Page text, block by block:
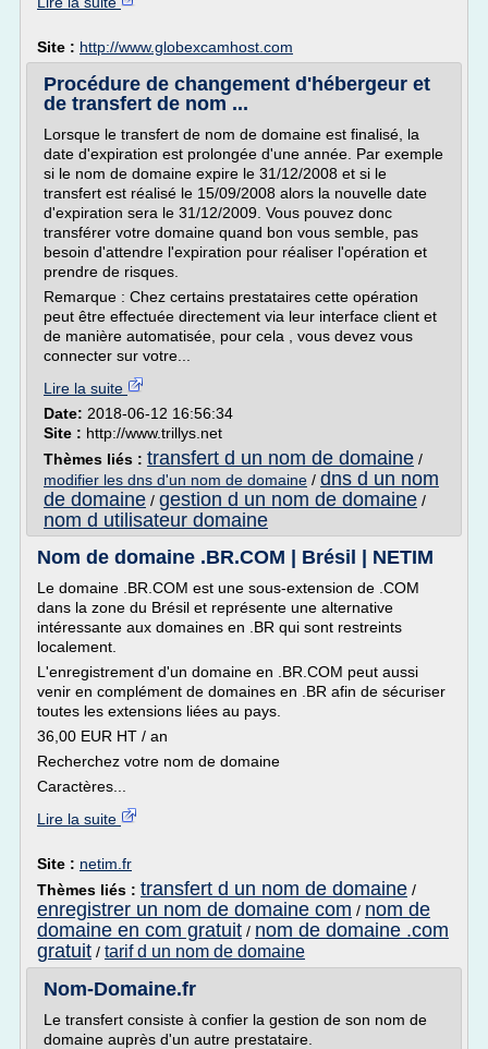
Site : http://www.globexcamhost.com
Procédure de changement d'hébergeur et
de transfert de nom ...
Lorsque le transfert de nom de domaine est finalisé, la
date d'expiration est prolongée d'une année. Par exemple
si le nom de domaine expire le 31/12/2008 et si le
transfert est réalisé le 15/09/2008 alors la nouvelle date
d'expiration sera le 31/12/2009. Vous pouvez donc
transférer votre domaine quand bon vous semble, pas
besoin d'attendre l'expiration pour réaliser l'opération et
prendre de risques.
Remarque : Chez certains prestataires cette opération
peut être effectuée directement via leur interface client et
de manière automatisée, pour cela , vous devez vous
connecter sur votre...
Lire la suite
Date: 2018-06-12 16:56:34
Site : http://www.trillys.net
Thèmes liés : transfert d un nom de domaine /
modifier les dns d'un nom de domaine / dns d un nom
de domaine / gestion d un nom de domaine /
nom d utilisateur domaine
Nom de domaine .BR.COM | Brésil | NETIM
Le domaine .BR.COM est une sous-extension de .COM
dans la zone du Brésil et représente une alternative
intéressante aux domaines en .BR qui sont restreints
localement.
L'enregistrement d'un domaine en .BR.COM peut aussi
venir en complément de domaines en .BR afin de sécuriser
toutes les extensions liées au pays.
36,00 EUR HT / an
Recherchez votre nom de domaine
Caractères...
Lire la suite
Site : netim.fr
Thèmes liés : transfert d un nom de domaine /
enregistrer un nom de domaine com / nom de
domaine en com gratuit / nom de domaine .com
gratuit / tarif d un nom de domaine
Nom-Domaine.fr
Le transfert consiste à confier la gestion de son nom de
domaine auprès d'un autre prestataire.